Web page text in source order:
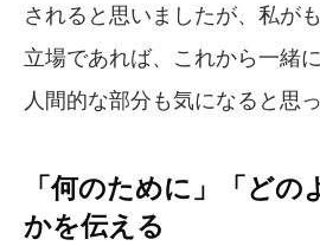
されると思いましたが、私が
立場であれば、これから一緒
人間的な部分も気になると思
「何のために」「ど
かを伝える